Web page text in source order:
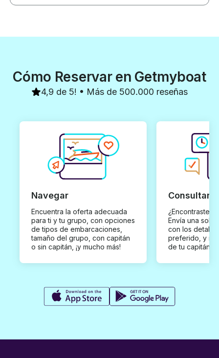
Cómo Reservar en Getmyboat
4,9 de 5! • Más de 500.000 reseñas
Navegar
Encuentra la oferta adecuada
para ti y tu grupo, con opciones
de tipos de embarcaciones,
tamaño del grupo, con capitán
o sin capitán, ¡y mucho más!
Consultar
¿Encontraste
Envía una
con los
preferido, y
de tu capitán